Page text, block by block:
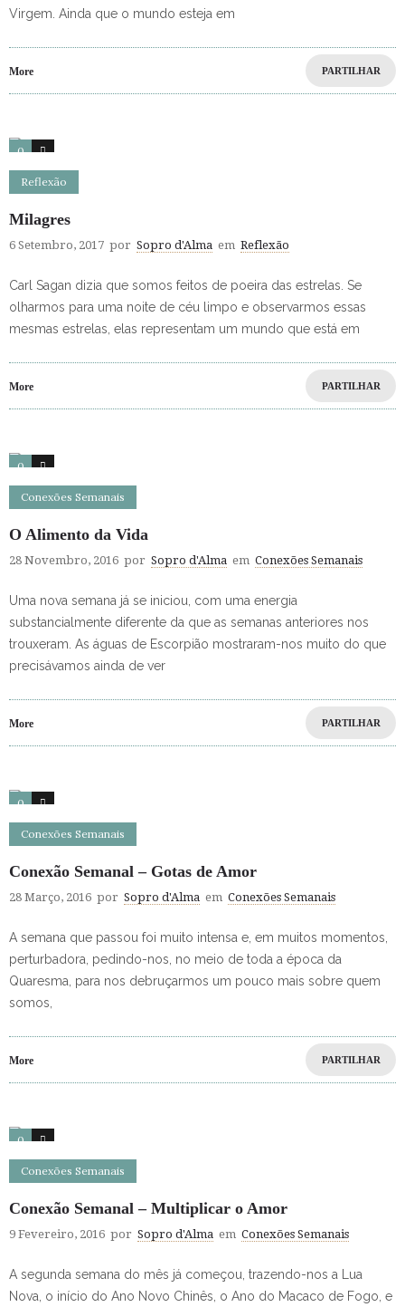
Virgem. Ainda que o mundo esteja em
More PARTILHAR
0 0
Reflexão
Milagres
6 Setembro, 2017 por Sopro d'Alma em Reflexão
Carl Sagan dizia que somos feitos de poeira das estrelas. Se
olharmos para uma noite de céu limpo e observarmos essas
mesmas estrelas, elas representam um mundo que está em
More PARTILHAR
0 0
Conexões Semanais
O Alimento da Vida
28 Novembro, 2016 por Sopro d'Alma em Conexões Semanais
Uma nova semana já se iniciou, com uma energia
substancialmente diferente da que as semanas anteriores nos
trouxeram. As águas de Escorpião mostraram-nos muito do que
precisávamos ainda de ver
More PARTILHAR
0 0
Conexões Semanais
Conexão Semanal – Gotas de Amor
28 Março, 2016 por Sopro d'Alma em Conexões Semanais
A semana que passou foi muito intensa e, em muitos momentos,
perturbadora, pedindo-nos, no meio de toda a época da
Quaresma, para nos debruçarmos um pouco mais sobre quem
somos,
More PARTILHAR
0 0
Conexões Semanais
Conexão Semanal – Multiplicar o Amor
9 Fevereiro, 2016 por Sopro d'Alma em Conexões Semanais
A segunda semana do mês já começou, trazendo-nos a Lua
Nova, o início do Ano Novo Chinês, o Ano do Macaco de Fogo, e